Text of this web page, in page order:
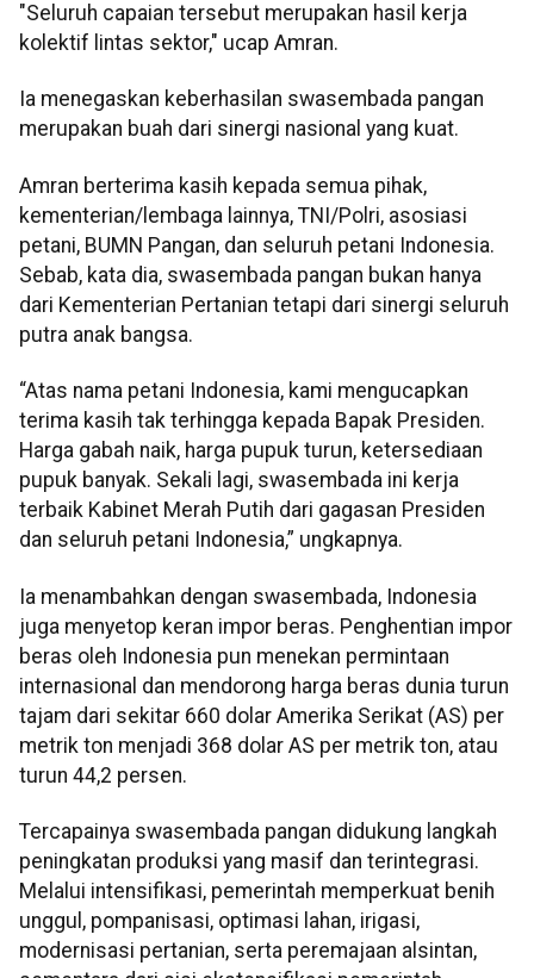
"Seluruh capaian tersebut merupakan hasil kerja
kolektif lintas sektor," ucap Amran.
Ia menegaskan keberhasilan swasembada pangan
merupakan buah dari sinergi nasional yang kuat.
Amran berterima kasih kepada semua pihak,
kementerian/lembaga lainnya, TNI/Polri, asosiasi
petani, BUMN Pangan, dan seluruh petani Indonesia.
Sebab, kata dia, swasembada pangan bukan hanya
dari Kementerian Pertanian tetapi dari sinergi seluruh
putra anak bangsa.
“Atas nama petani Indonesia, kami mengucapkan
terima kasih tak terhingga kepada Bapak Presiden.
Harga gabah naik, harga pupuk turun, ketersediaan
pupuk banyak. Sekali lagi, swasembada ini kerja
terbaik Kabinet Merah Putih dari gagasan Presiden
dan seluruh petani Indonesia,” ungkapnya.
Ia menambahkan dengan swasembada, Indonesia
juga menyetop keran impor beras. Penghentian impor
beras oleh Indonesia pun menekan permintaan
internasional dan mendorong harga beras dunia turun
tajam dari sekitar 660 dolar Amerika Serikat (AS) per
metrik ton menjadi 368 dolar AS per metrik ton, atau
turun 44,2 persen.
Tercapainya swasembada pangan didukung langkah
peningkatan produksi yang masif dan terintegrasi.
Melalui intensifikasi, pemerintah memperkuat benih
unggul, pompanisasi, optimasi lahan, irigasi,
modernisasi pertanian, serta peremajaan alsintan,